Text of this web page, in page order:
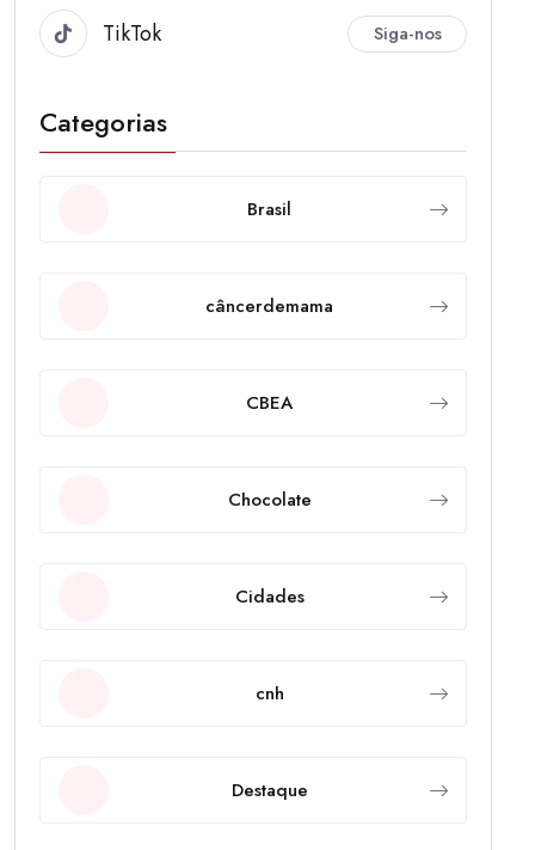
TikTok Siga-nos
Categorias
Brasil
câncerdemama
CBEA
Chocolate
Cidades
cnh
Destaque